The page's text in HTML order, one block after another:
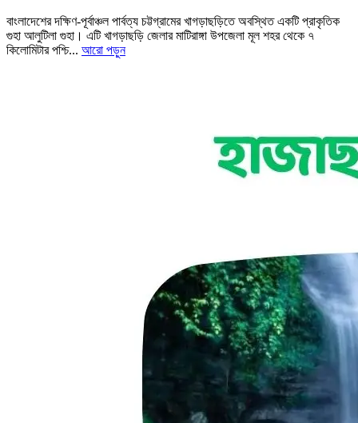
বাংলাদেশের দক্ষিণ-পূর্বাঞ্চল পার্বত্য চট্টগ্রামের খাগড়াছড়িতে অবস্থিত একটি প্রাকৃতিক
গুহা আলুটিলা গুহা। এটি খাগড়াছড়ি জেলার মাটিরাঙ্গা উপজেলা মূল শহর থেকে ৭
কিলোমিটার পশ্চি... আরো পড়ুন